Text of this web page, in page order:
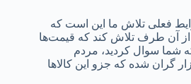
فعلی تلاش ما این است که
از آن طرف تلاش کند که قیمت‌ها
که شما سوال کردید، مردم
گران شده که جزو این کالاها